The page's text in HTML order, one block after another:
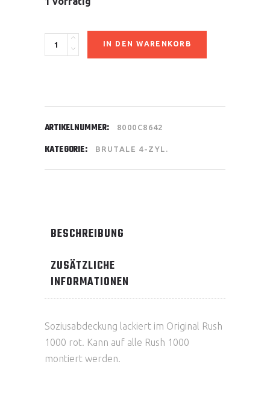
Soziusabdeckung
quantity
IN DEN WARENKORB
ARTIKELNUMMER: 8000C8642
KATEGORIE: BRUTALE 4-ZYL.
BESCHREIBUNG
ZUSÄTZLICHE
INFORMATIONEN
Soziusabdeckung lackiert im Original Rush
1000 rot. Kann auf alle Rush 1000
montiert werden.